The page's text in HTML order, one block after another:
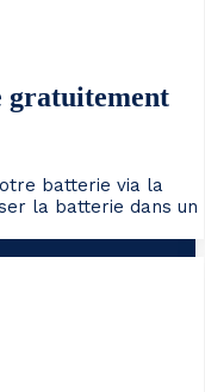
gratuitement
batterie via la
la batterie dans un